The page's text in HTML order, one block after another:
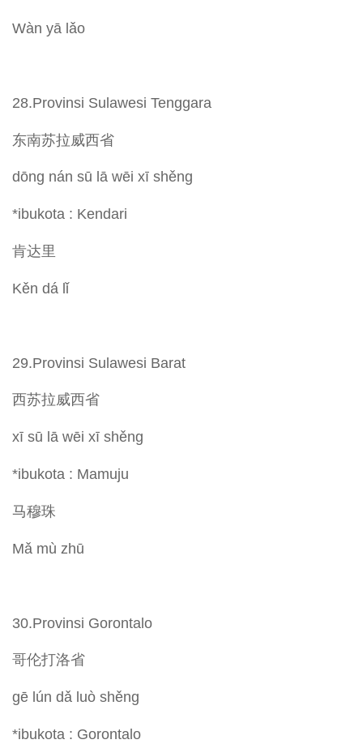
Wàn yā lǎo
28.Provinsi Sulawesi Tenggara
东南苏拉威西省
dōng nán sū lā wēi xī shěng
*ibukota : Kendari
肯达里
Kěn dá lǐ
29.Provinsi Sulawesi Barat
西苏拉威西省
xī sū lā wēi xī shěng
*ibukota : Mamuju
马穆珠
Mǎ mù zhū
30.Provinsi Gorontalo
哥伦打洛省
gē lún dǎ luò shěng
*ibukota : Gorontalo